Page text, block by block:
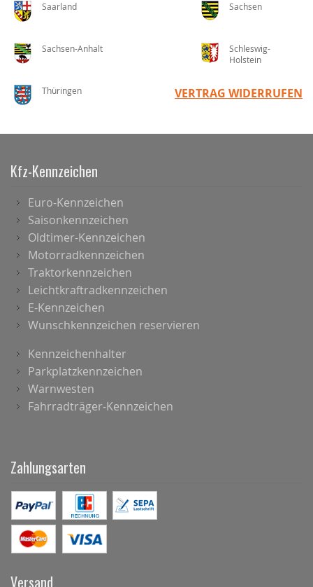
Saarland Sachsen
Sachsen-Anhalt
Schleswig-
Holstein
Thüringen VERTRAG WIDERRUFEN
Kfz-Kennzeichen
Euro-Kennzeichen
Saisonkennzeichen
Oldtimer-Kennzeichen
Motorradkennzeichen
Traktorkennzeichen
Leichtkraftradkennzeichen
E-Kennzeichen
Wunschkennzeichen reservieren
Kennzeichenhalter
Parkplatzkennzeichen
Warnwesten
Fahrradträger-Kennzeichen
Zahlungsarten
Versand